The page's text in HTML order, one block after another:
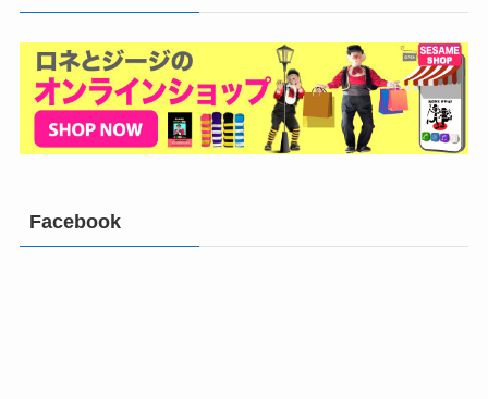
Facebook